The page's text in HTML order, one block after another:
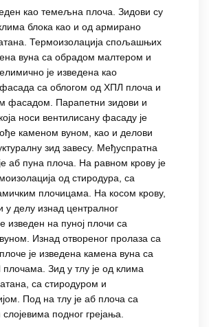
као темељна плоча. Зидови су
блока као и од армирано
Термоизолација спољашњих
вуна са обрадом малтером и
је изведена као
са облогом од ХПЛ плоча и
фасадом. Парапетни зидови и
носи вентилисану фасаду је
каменом вуном, као и делови
зид завесу. Међуспратна
аб пуна плоча. На равном крову је
од стиродура, са
плочицама. На косом крову,
у делу изнад централног
изведен на пуној плочи са
Изнад отвореног пролаза са
је изведена камена вуна са
Зид у тлу је од клима
са стиродуром и
Под на тлу је аб плоча са
подног грејања.